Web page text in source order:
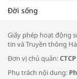
Đời sống
Giấy phép hoạt động
tin và Truyền thông
Đơn vị chủ quản:
Phụ trách nội dung: